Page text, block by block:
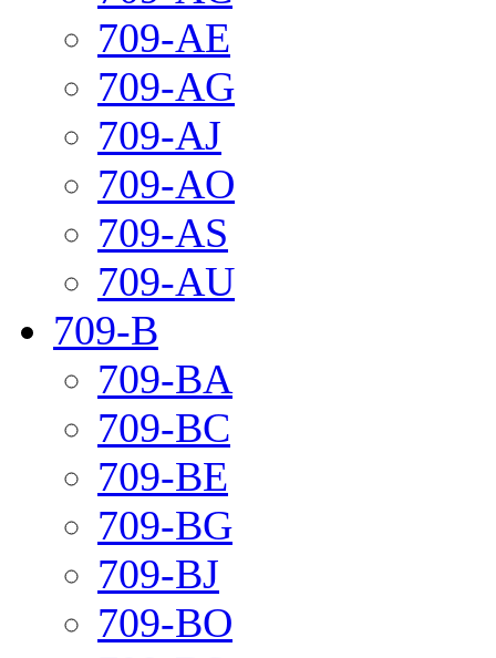
709-AE
709-AG
709-AJ
709-AO
709-AS
709-AU
709-B
709-BA
709-BC
709-BE
709-BG
709-BJ
709-BO